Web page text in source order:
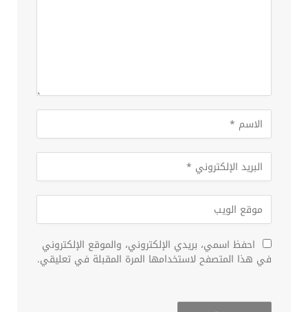
احفظ اسمي، بريدي الإلكتروني، والموقع الإلكتروني
في هذا المتصفح لاستخدامها المرة المقبلة في تعليقي.